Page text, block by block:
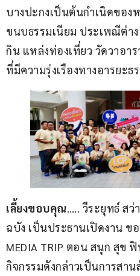
บางปะกงเป็นต้นกำเนิดของ
ขนบธรรมเนียม ประเพณีต่า
กิน แหล่งท่องเที่ยว วัดวาอา
ที่มีความรุ่งเรืองทางอารยะธ
เลี้ยงขอบคุณ….. วีระยุทธ์ สว่
ฉบัง เป็นประธานเปิดงาน
MEDIA TRIP ตอน สนุก สุข
กิจกรรมดังกล่าวเป็นการสา